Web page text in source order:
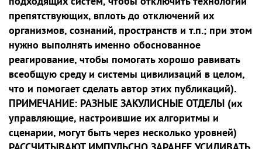
препятствующих, вплоть до отключений их
организмов, сознаний, пространств и т.п.; при этом
нужно выполнять именно обоснованное
реагирование, чтобы помогать хорошо равивать
всеобщую среду и системы цивилизаций в целом,
что и помогает сделать автор этих публикаций).
ПРИМЕЧАНИЕ: РАЗНЫЕ ЗАКУЛИСНЫЕ ОТДЕЛЫ (их
управляющие, настроившие их алгоритмы и
сценарии, могут быть через несколько уровней)